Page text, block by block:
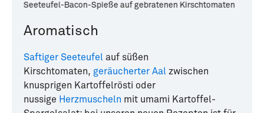
Seeteufel-Bacon-Spieße auf gebratenen Kirschtomaten
Aromatisch
Saftiger Seeteufel auf süßen
Kirschtomaten, geräucherter Aal zwischen
knusprigen Kartoffelrösti oder
nussige Herzmuscheln mit umami Kartoffel-